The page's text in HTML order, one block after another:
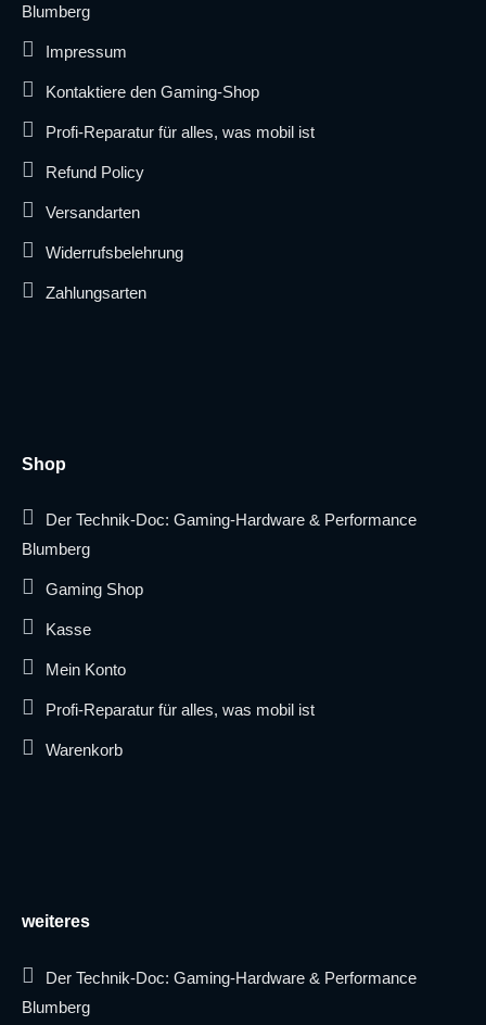
Blumberg
Impressum
Kontaktiere den Gaming-Shop
Profi-Reparatur für alles, was mobil ist
Refund Policy
Versandarten
Widerrufsbelehrung
Zahlungsarten
Shop
Der Technik-Doc: Gaming-Hardware & Performance
Blumberg
Gaming Shop
Kasse
Mein Konto
Profi-Reparatur für alles, was mobil ist
Warenkorb
weiteres
Der Technik-Doc: Gaming-Hardware & Performance
Blumberg